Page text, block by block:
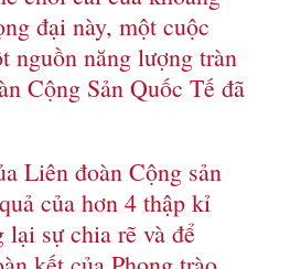
đại này, một cuộc
nguồn năng lượng tràn
Cộng Sản Quốc Tế đã
Liên đoàn Cộng sản
của hơn 4 thập kỉ
lại sự chia rẽ và để